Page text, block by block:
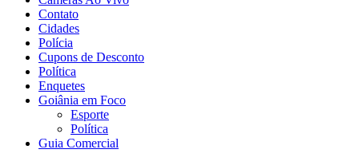
Contato
Cidades
Polícia
Cupons de Desconto
Política
Enquetes
Goiânia em Foco
Esporte
Política
Guia Comercial